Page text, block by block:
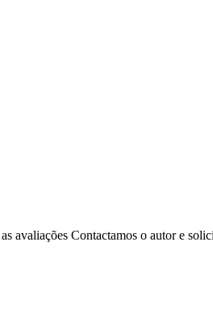
avaliações Contactamos o autor e